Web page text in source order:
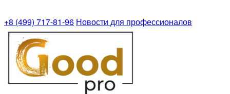
+8 (499) 717-81-96 Новости для профессионалов